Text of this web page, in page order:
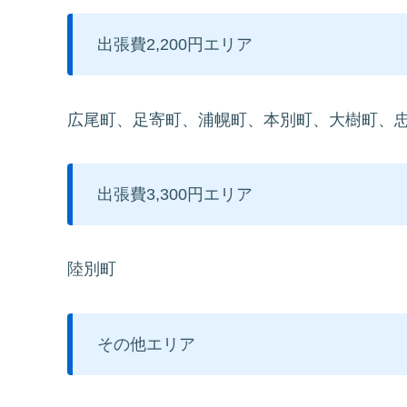
出張費2,200円エリア
広尾町、足寄町、浦幌町、本別町、大樹町、
出張費3,300円エリア
陸別町
その他エリア